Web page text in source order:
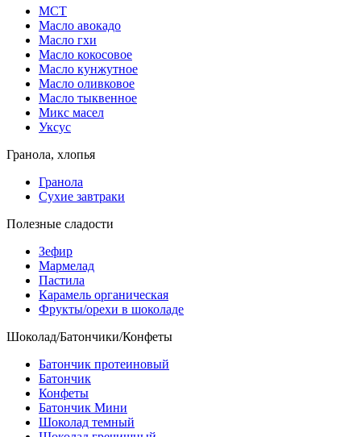
МСТ
Масло авокадо
Масло гхи
Масло кокосовое
Масло кунжутное
Масло оливковое
Масло тыквенное
Микс масел
Уксус
Гранола, хлопья
Гранола
Сухие завтраки
Полезные сладости
Зефир
Мармелад
Пастила
Карамель органическая
Фрукты/орехи в шоколаде
Шоколад/Батончики/Конфеты
Батончик протеиновый
Батончик
Конфеты
Батончик Мини
Шоколад темный